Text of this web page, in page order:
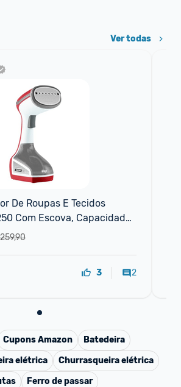
Ver todas
De Roupas E Tecidos
Com Escova, Capacidade
Quente 160°c, 1250w, 127v
3 2
CuponsAmazon
Batedeira
elétrica
Churrasqueira elétrica
Ferro de passar